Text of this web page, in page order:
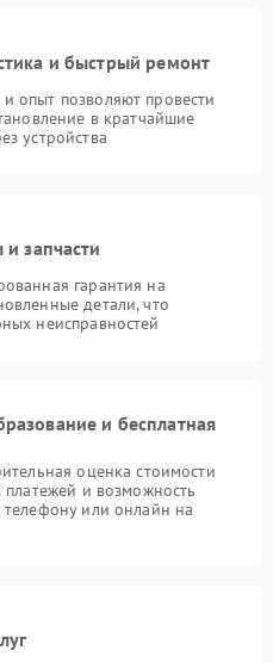
и быстрый ремонт
опыт позволяют провести
в кратчайшие
устройства
запчасти
гарантия на
детали, что
неисправностей
и бесплатная
оценка стоимости
платежей и возможность
телефону или онлайн на